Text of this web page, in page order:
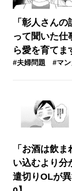
「彰人さん
って聞いた
ら愛を育てま
#夫婦問題 #マ
「お酒は飲
い込むより分
遣切りOLが